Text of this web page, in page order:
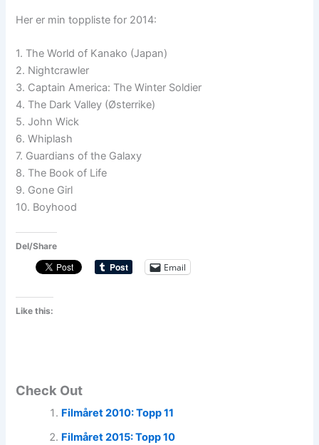
Her er min toppliste for 2014:
1. The World of Kanako (Japan)
2. Nightcrawler
3. Captain America: The Winter Soldier
4. The Dark Valley (Østerrike)
5. John Wick
6. Whiplash
7. Guardians of the Galaxy
8. The Book of Life
9. Gone Girl
10. Boyhood
Del/Share
Email
Like this:
Check Out
Filmåret 2010: Topp 11
Filmåret 2015: Topp 10